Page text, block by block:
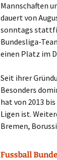
Mannschaften
dauert von
sonntags
Bundesliga-
einen Platz im
Seit ihrer
Besonders
hat von 2013
Ligen ist.
Bremen,
Fussball